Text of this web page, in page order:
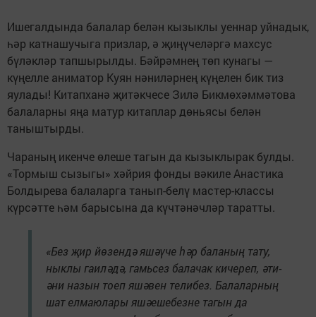
Ишегалдында балалар белән кызыклы уеннар уйнадык,
һәр катнашучыга призлар, ә җиңүчеләргә махсус
бүләкләр тапшырылды. Бәйрәмнең төп кунагы —
күңелле аниматор Куян нәниләрнең күңелен бик тиз
яулады! Китапханә җитәкчесе Зилә Бикмөхәммәтова
балаларны яңа матур китаплар дөньясы белән
таныштырды.
Чараның икенче өлеше тагын да кызыклырак булды.
«Тормыш сызыгы» хәйрия фонды вәкиле Анастика
Болдырева балаларга танып-белү мастер-классы
күрсәтте һәм барысына да күчтәнәчләр таратты.
«Без җир йөзендә яшәүче һәр баланың тату,
ныклы гаиләдә, гамьсез балачак кичереп, әти-
әни назын тоеп яшәвен телибез. Балаларның
шат елмаюлары яшәешебезне тагын да